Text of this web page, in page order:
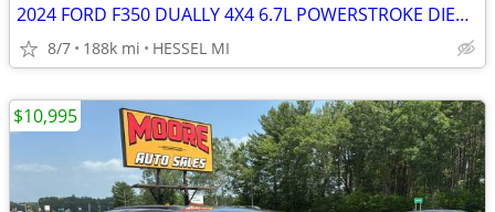
2024 FORD F350 DUALLY 4X4 6.7L POWERSTROKE DIESEL SOUTHERN 1 OWNER
8/7 188k mi HESSEL MI
$10,995